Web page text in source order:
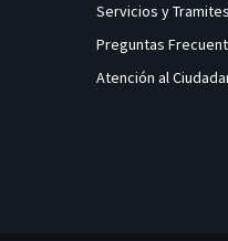
Servicios y Tramites
Preguntas
Atención al